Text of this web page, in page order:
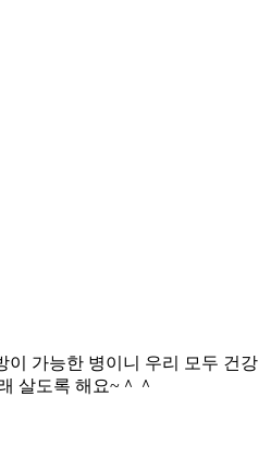
이 가능한 병이니 우리 모두 건강
살도록 해요~ ＾＾